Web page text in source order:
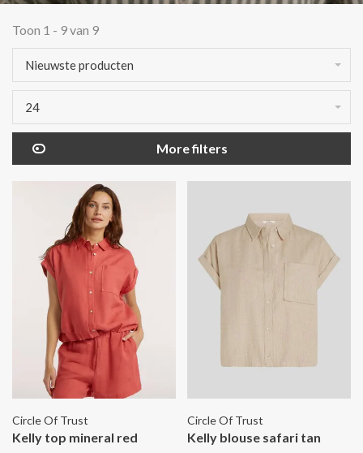
Toon 1 - 9 van 9
Nieuwste producten
24
More filters
Circle Of Trust
Kelly top mineral red
Circle Of Trust
Kelly blouse safari tan